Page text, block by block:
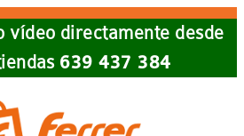
vídeo directamente desde
639 437 384